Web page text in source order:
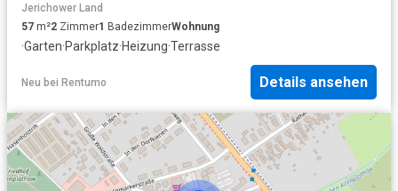
Jerichower Land
57 m²2 Zimmer1 BadezimmerWohnung
·Garten·Parkplatz·Heizung·Terrasse
Neu bei Rentumo Details ansehen